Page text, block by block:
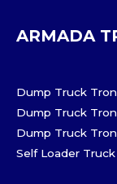
ARMADA
Dump Truck
Dump Truck
Dump Truck
Self Loader